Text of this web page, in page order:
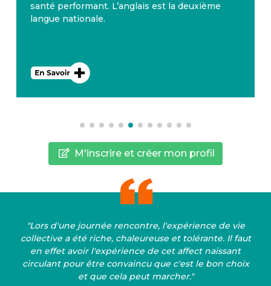
santé performant. L’anglais est la deuxième
langue nationale.
M'inscrire et créer mon profil
"Lors d'une journée rencontre, l'expérience de vie
collective a été riche, chaleureuse et tolérante. Il faut
en effet avoir l'expérience de cet affect naissant
circulant pour être convaincu que c'est le bon choix
et que cela peut marcher."